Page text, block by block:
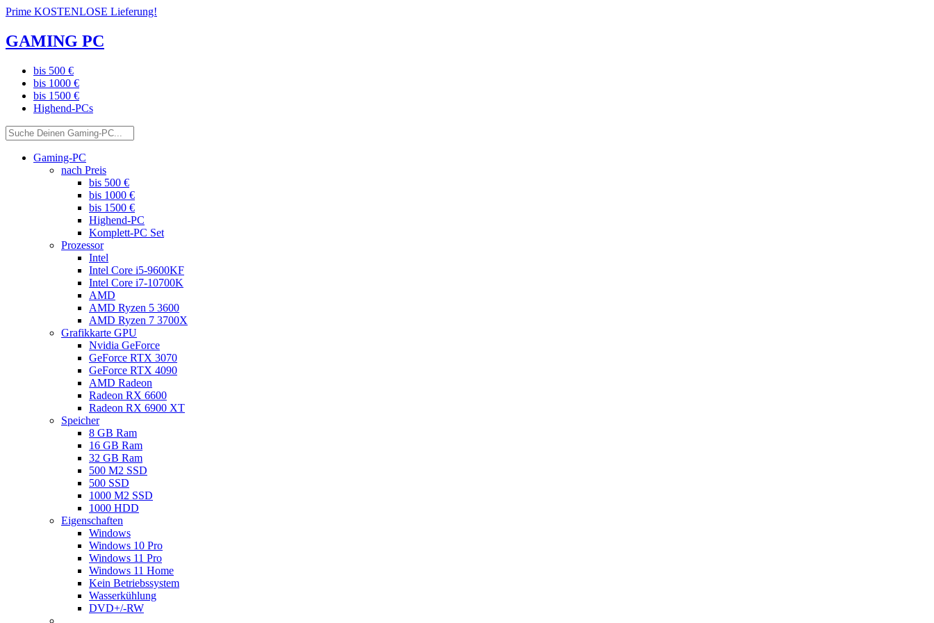
Prime KOSTENLOSE Lieferung!
GAMING PC
bis 500 €
bis 1000 €
bis 1500 €
Highend-PCs
Gaming-PC
nach Preis
bis 500 €
bis 1000 €
bis 1500 €
Highend-PC
Komplett-PC Set
Prozessor
Intel
Intel Core i5-9600KF
Intel Core i7-10700K
AMD
AMD Ryzen 5 3600
AMD Ryzen 7 3700X
Grafikkarte GPU
Nvidia GeForce
GeForce RTX 3070
GeForce RTX 4090
AMD Radeon
Radeon RX 6600
Radeon RX 6900 XT
Speicher
8 GB Ram
16 GB Ram
32 GB Ram
500 M2 SSD
500 SSD
1000 M2 SSD
1000 HDD
Eigenschaften
Windows
Windows 10 Pro
Windows 11 Pro
Windows 11 Home
Kein Betriebssystem
Wasserkühlung
DVD+/-RW